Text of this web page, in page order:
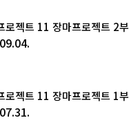
로젝트 11 장마프로젝트 2부
로젝트 11 장마프로젝트 1부